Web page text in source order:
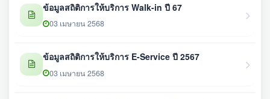
ข้อมูลสถิติการให้บริการ Walk-in ปี 67
03 เมษายน 2568
ข้อมูลสถิติการให้บริการ E-Service ปี 2567
03 เมษายน 2568